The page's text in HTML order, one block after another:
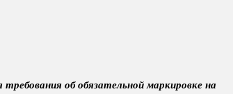
об обязательной маркировке на